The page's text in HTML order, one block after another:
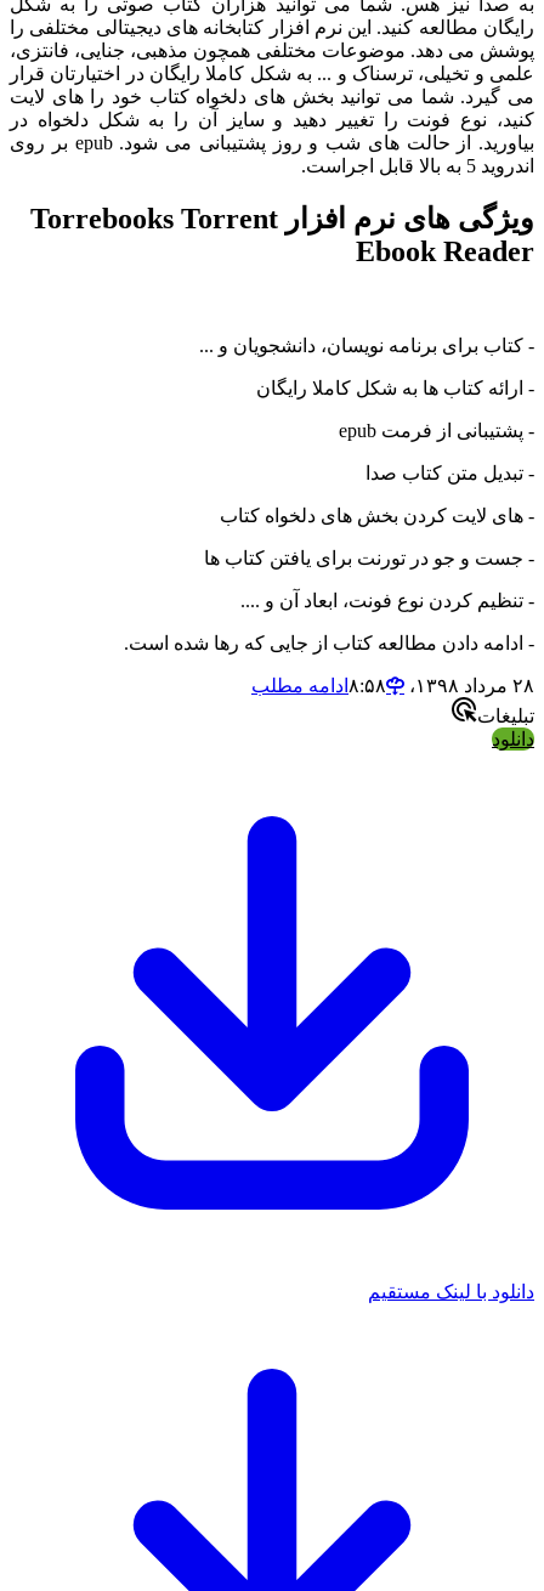
به صدا نیز هس. شما می توانید هزاران کتاب صوتی را به شکل
رایگان مطالعه کنید. این نرم افزار کتابخانه های دیجیتالی مختلفی را
پوشش می دهد. موضوعات مختلفی همچون مذهبی، جنایی، فانتزی،
علمی و تخیلی، ترسناک و ... به شکل کاملا رایگان در اختیارتان قرار
می گیرد. شما می توانید بخش های دلخواه کتاب خود را های لایت
کنید، نوع فونت را تغییر دهید و سایز آن را به شکل دلخواه در
بیاورید. از حالت های شب و روز پشتیبانی می شود. epub بر روی
اندروید 5 به بالا قابل اجراست.
ویژگی های نرم افزار Torrebooks Torrent
Ebook Reader
- کتاب برای برنامه نویسان، دانشجویان و ...
- ارائه کتاب ها به شکل کاملا رایگان
- پشتیبانی از فرمت epub
- تبدیل متن کتاب صدا
- های لایت کردن بخش های دلخواه کتاب
- جست و جو در تورنت برای یافتن کتاب ها
- تنظیم کردن نوع فونت، ابعاد آن و ....
- ادامه دادن مطالعه کتاب از جایی که رها شده است.
۲۸ مرداد ۱۳۹۸،‏ ۸:۵۸
ادامه مطلب
تبلیغات
دانلود
دانلود با لینک مستقیم